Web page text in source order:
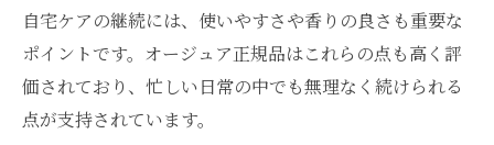
自宅ケアの継続には、使いやすさや香りの良さも重要な
ポイントです。オージュア正規品はこれらの点も高く評
価されており、忙しい日常の中でも無理なく続けられる
点が支持されています。